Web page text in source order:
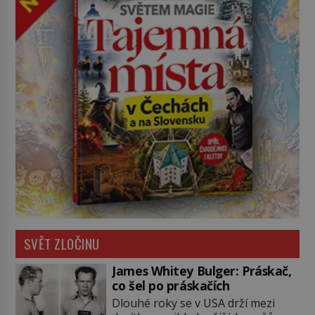
SVĚT ZLOČINU
James Whitey Bulger: Práskač,
co šel po práskačích
Dlouhé roky se v USA drží mezi